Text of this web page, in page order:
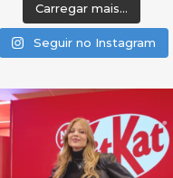
Carregar mais...
Seguir no Instagram